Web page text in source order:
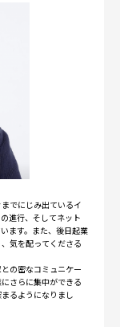
でにじみ出ているイ
進行、そしてネット
ます。また、後日起業
気を配ってくださる
の密なコミュニケー
さらに集中ができる
るようになりまし